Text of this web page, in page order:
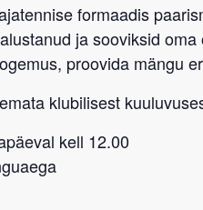
formaadis
ja sooviksid
proovida mängu
klubilisest
kell 12.00